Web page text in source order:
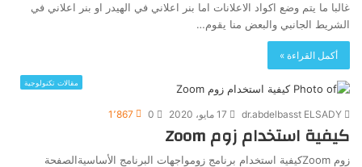
غالبا ما يتم وضع اكواد الاعلانات اما بنر اعلاني في الهيدر او بنر اعلاني في
الشريط الجانبي والبعض منا يقوم…
أكمل القراءة »
مقالات تكنولوجية
17 مايو، 2020 0 1٬867
كيفية استخدام زوم Zoom
زوم Zoomكيفية استخدام برنامج زومواجهات البرنامج الأساسيةالصفحة